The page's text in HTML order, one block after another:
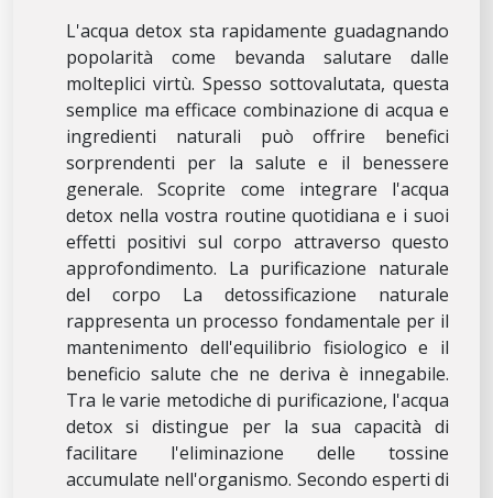
L'acqua detox sta rapidamente guadagnando
popolarità come bevanda salutare dalle
molteplici virtù. Spesso sottovalutata, questa
semplice ma efficace combinazione di acqua e
ingredienti naturali può offrire benefici
sorprendenti per la salute e il benessere
generale. Scoprite come integrare l'acqua
detox nella vostra routine quotidiana e i suoi
effetti positivi sul corpo attraverso questo
approfondimento. La purificazione naturale
del corpo La detossificazione naturale
rappresenta un processo fondamentale per il
mantenimento dell'equilibrio fisiologico e il
beneficio salute che ne deriva è innegabile.
Tra le varie metodiche di purificazione, l'acqua
detox si distingue per la sua capacità di
facilitare l'eliminazione delle tossine
accumulate nell'organismo. Secondo esperti di